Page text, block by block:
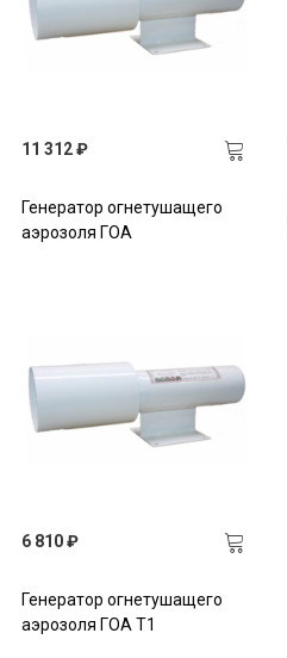
11 312 ₽
Генератор огнетушащего
аэрозоля ГОА
6 810 ₽
Генератор огнетушащего
аэрозоля ГОА Т1